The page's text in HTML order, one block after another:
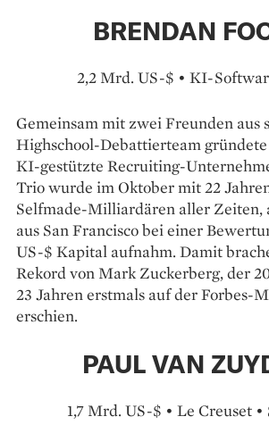
BRENDAN
2,2 Mrd. US-$ • KI-
Gemeinsam mit zwei Freunden aus
Highschool-Debattier­team gründete
KI-gestützte Recruiting-
Trio wurde im Oktober mit 22
Selfmade-Milliardären aller Zeiten,
aus San Francisco bei einer
US-$ Kapital aufnahm. Damit
Rekord von Mark Zuckerberg, der
23 Jahren erstmals auf der Forbes-
erschien.
PAUL VAN
1,7 Mrd. US-$ • Le Creuset